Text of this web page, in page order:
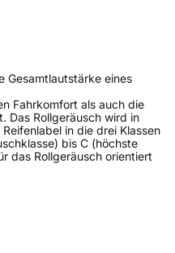
mbH, An der
Gesamtlautstärke eines
Fahrkomfort als auch die
Das Rollgeräusch wird in
in die drei Klassen
bis C (höchste
das Rollgeräusch orientiert